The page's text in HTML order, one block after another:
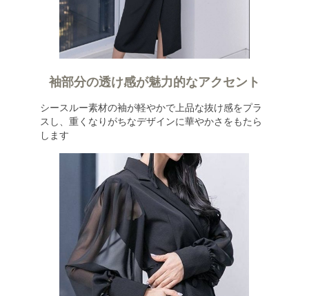
袖部分の透け感が魅力的なアクセント
シースルー素材の袖が軽やかで上品な抜け感をプラ
スし、重くなりがちなデザインに華やかさをもたら
します